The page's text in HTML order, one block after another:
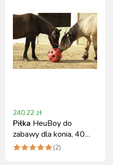
240.22 zł
Piłka HeuBoy do
zabawy dla konia, 40
cm, różowa (2)